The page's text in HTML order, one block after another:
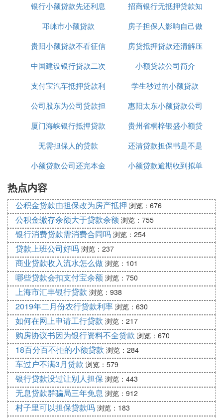
银行小额贷款先还利息
到期付本金
招商银行无抵押贷款知
识介绍
邛崃市小额贷款
房子担保人影响自己做
贷款吗
贵阳小额贷款不看征信
房贷抵押贷款还清解压
中国建设银行贷款二次
抵押利率是多少
小额贷款公司简介
支付宝汽车抵押贷款利
息8厘
学生秒过的小额贷款
公司股东为公司贷款担
保
惠阳太东小额贷款公司
电话
厦门海峡银行抵押贷款
利息
贵州省桐梓银盛小额贷
款有限公司
无需担保人的贷款
还清贷款担保书是不是
取回
小额贷款公司还完本金
小额贷款逾期收到拟单
热点内容
公积金贷款由担保改为房产抵押 浏览：676
公积金缴存余额大于贷款余额 浏览：755
银行消费贷款需消费合同吗 浏览：254
贷款上班公司好吗 浏览：237
商业贷款收入流水怎么做 浏览：101
哪些贷款会扣支付宝余额 浏览：750
上海市汇丰银行贷款 浏览：938
2019年二月份农行贷款利率 浏览：630
如何在网上申请工行贷款 浏览：217
购房协议书因为银行资料不全贷款 浏览：670
18百分百不拒的小额贷款 浏览：284
车过户不满3月贷款 浏览：579
银行贷款没过让别人担保 浏览：443
无息贷款群骗局三年免息 浏览：912
村子里可以担保贷款吗 浏览：183